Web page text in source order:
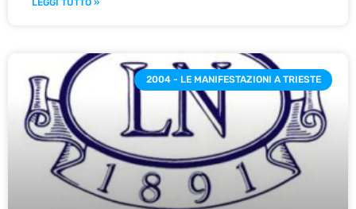
LEGGI TUTTO »
2004 - LE MANIFESTAZIONI A TRIESTE